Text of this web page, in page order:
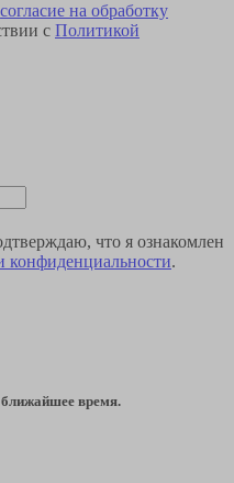
согласие на обработку
с Политикой
что я ознакомлен
конфиденциальности.
время.